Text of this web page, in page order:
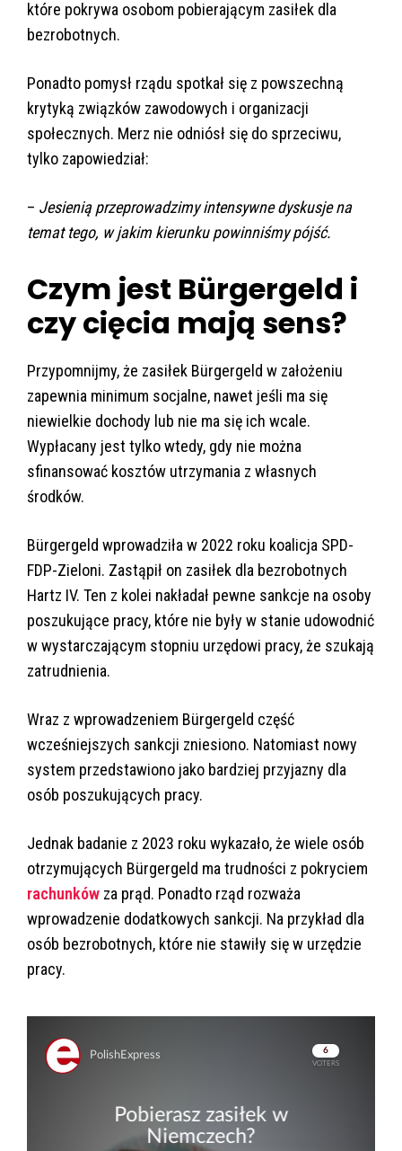
które pokrywa osobom pobierającym zasiłek dla
bezrobotnych.
Ponadto pomysł rządu spotkał się z powszechną
krytyką związków zawodowych i organizacji
społecznych. Merz nie odniósł się do sprzeciwu,
tylko zapowiedział:
– Jesienią przeprowadzimy intensywne dyskusje na
temat tego, w jakim kierunku powinniśmy pójść.
Czym jest Bürgergeld i
czy cięcia mają sens?
Przypomnijmy, że zasiłek Bürgergeld w założeniu
zapewnia minimum socjalne, nawet jeśli ma się
niewielkie dochody lub nie ma się ich wcale.
Wypłacany jest tylko wtedy, gdy nie można
sfinansować kosztów utrzymania z własnych
środków.
Bürgergeld wprowadziła w 2022 roku koalicja SPD-
FDP-Zieloni. Zastąpił on zasiłek dla bezrobotnych
Hartz IV. Ten z kolei nakładał pewne sankcje na osoby
poszukujące pracy, które nie były w stanie udowodnić
w wystarczającym stopniu urzędowi pracy, że szukają
zatrudnienia.
Wraz z wprowadzeniem Bürgergeld część
wcześniejszych sankcji zniesiono. Natomiast nowy
system przedstawiono jako bardziej przyjazny dla
osób poszukujących pracy.
Jednak badanie z 2023 roku wykazało, że wiele osób
otrzymujących Bürgergeld ma trudności z pokryciem
rachunków za prąd. Ponadto rząd rozważa
wprowadzenie dodatkowych sankcji. Na przykład dla
osób bezrobotnych, które nie stawiły się w urzędzie
pracy.